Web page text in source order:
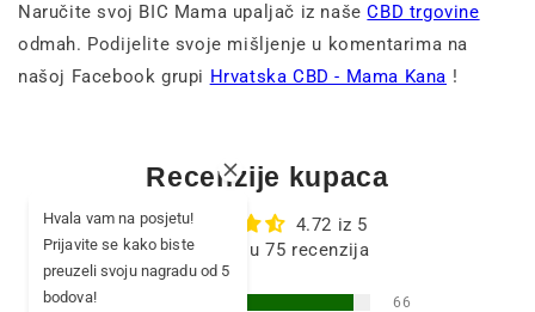
Naručite svoj BIC Mama upaljač iz našeCBD trgovine
odmah. Podijelite svoje mišljenje u komentarima na
našoj Facebook grupi Hrvatska CBD - Mama Kana !
Recenzije kupaca
4.72 iz 5
Na temelju 75 recenzija
66
Hvala vam na posjetu!
Prijavite se kako biste
preuzeli svoju nagradu od 5
bodova!